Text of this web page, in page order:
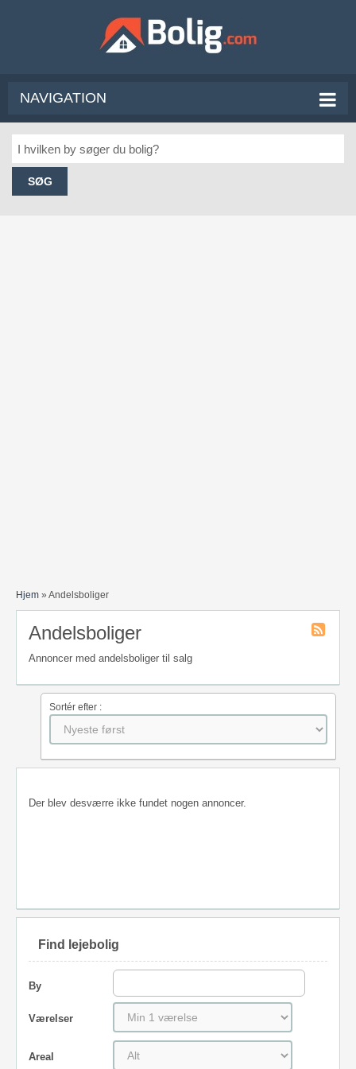
NAVIGATION
SØG
Hjem » Andelsboliger
Andelsboliger
Annoncer med andelsboliger til salg
Sortér efter :
Der blev desværre ikke fundet nogen annoncer.
Find lejebolig
By
Værelser
Areal